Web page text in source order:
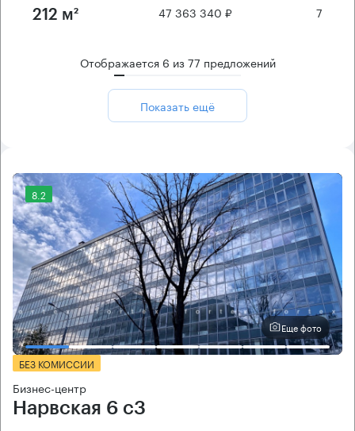
212 м² 47 363 340 ₽ 7
Отображается 6 из77 предложений
Показать ещё
8.2
Еще фото
БЕЗ КОМИССИИ
Бизнес-центр
Нарвская 6 с3